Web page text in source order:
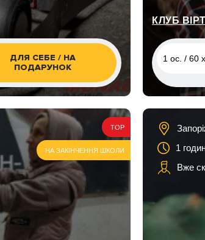
ДЛЯ СЕБЕ / НА
ПОДАРУНОК
КЛУБ
1 ос. / 60
1 ос. / 60
TOP
НА ЗАКІНЧЕННЯ ШКОЛИ
1
Вже